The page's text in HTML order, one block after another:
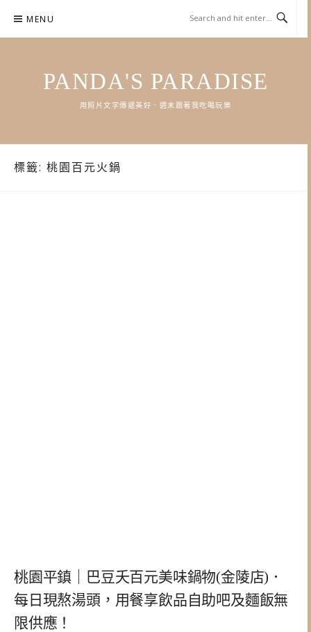
content
MENU
PANDA'S PARADISE
用照片文字傳遞美好．週末跟著我吃喝玩樂
標籤: 桃園百元火鍋
桃園平鎮｜巴豆夭百元美味鍋物(金陵店)．
每日現熬湯頭，用餐享飲品自助吧及麵飯無
限供應！